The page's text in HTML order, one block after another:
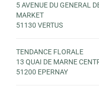
5 AVENUE DU GENERAL
MARKET
51130 VERTUS
TENDANCE FLORALE
13 QUAI DE MARNE
51200 EPERNAY